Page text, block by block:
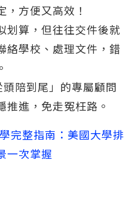
，方便又高效！
划算，但往往交件後就
絡學校、處理文件，錯
陪到尾」的專屬顧問
推進，免走冤枉路。
完整指南：美國大學排
一次掌握